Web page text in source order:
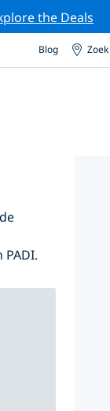
the Deals
Blog